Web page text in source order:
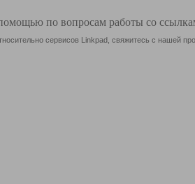
по вопросам работы со
сервисов Linkpad, свяжитесь с нашей